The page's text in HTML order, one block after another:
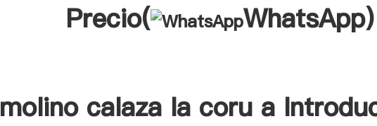
Precio(
WhatsApp)
molino calaza la coru a